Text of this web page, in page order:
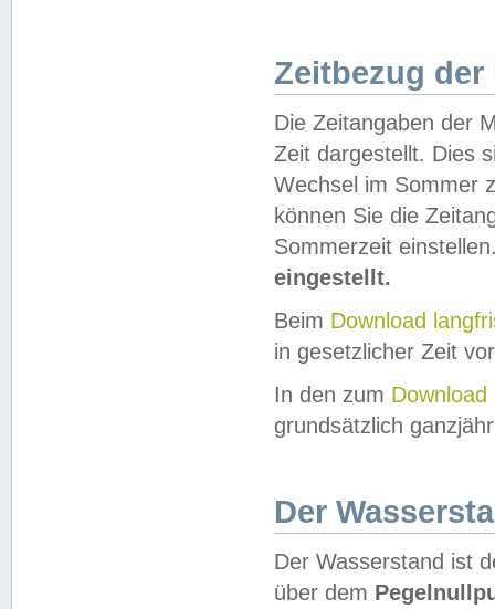
Zeitbezug der
Die Zeitangaben der
Zeit dargestellt. Dies
Wechsel im Sommer
können Sie die
Sommerzeit
eingestellt.
Beim Download
in gesetzlicher Zeit
In den zum Download
grundsätzlich
Der
Der Wasserstand ist
über dem